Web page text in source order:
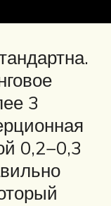
3
0,2−0,3